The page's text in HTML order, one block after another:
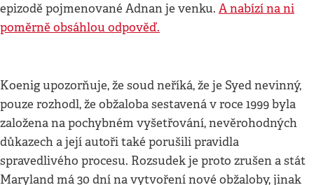
epizodě pojmenované Adnan je venku. A nabízí na ni
poměrně obsáhlou odpověď.
Koenig upozorňuje, že soud neříká, že je Syed nevinný,
pouze rozhodl, že obžaloba sestavená v roce 1999 byla
založena na pochybném vyšetřování, nevěrohodných
důkazech a její autoři také porušili pravidla
spravedlivého procesu. Rozsudek je proto zrušen a stát
Maryland má 30 dní na vytvoření nové obžaloby, jinak